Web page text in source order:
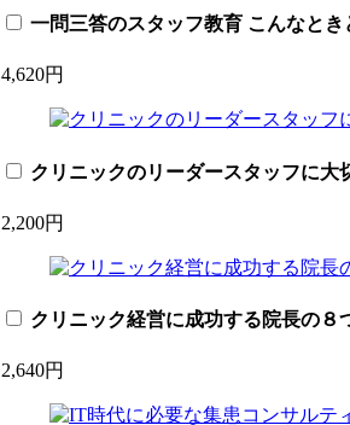
一問三答のスタッフ教育 こんなとき
4,620円
クリニックのリーダースタッフに大
2,200円
クリニック経営に成功する院長の８
2,640円